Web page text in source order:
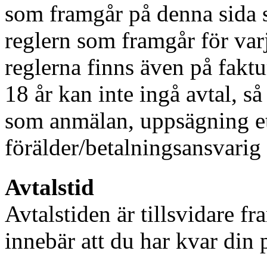
som framgår på denna
reglern som framgår för
reglerna finns även på
18 år kan inte ingå avtal,
som anmälan, uppsägning
förälder/
Avtalstid
Avtalstiden är tillsvidare
innebär att du har kvar din